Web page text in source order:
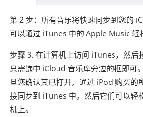
第 2 步：所有音乐将快速同步到您的
可以通过 iTunes 中的 Apple Music 轻
步骤 3. 在计算机上访问 iTunes，然后
只需选中 iCloud 音乐库旁边的框即可
旦您确认其已打开，通过 iPod 购买的
接同步到 iTunes 中。然后它们可以轻
机上。